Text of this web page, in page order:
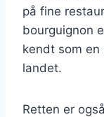
på fine
bourguignon
kendt som
landet.
Retten er